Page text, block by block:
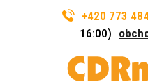
+420 773
16:00)